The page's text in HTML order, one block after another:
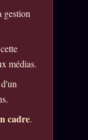
gestion
médias.
cadre.